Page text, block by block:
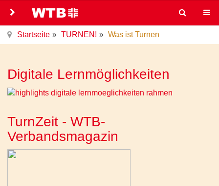
Startseite TURNEN! Was ist Turnen
Digitale Lernmöglichkeiten
TurnZeit - WTB-
Verbandsmagazin